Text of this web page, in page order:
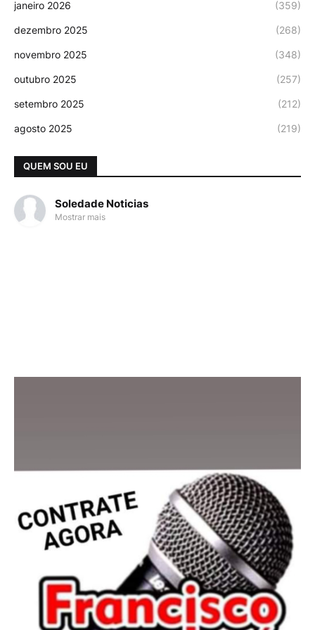
janeiro 2026 (359)
dezembro 2025 (268)
novembro 2025 (348)
outubro 2025 (257)
setembro 2025 (212)
agosto 2025 (219)
QUEM SOU EU
Soledade Noticias
Mostrar mais